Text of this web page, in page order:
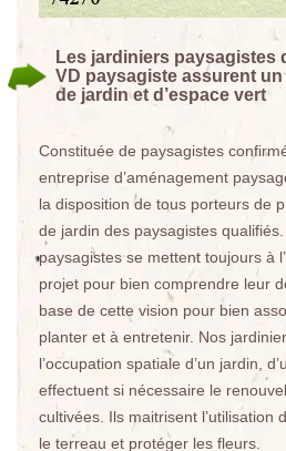
Les jardiniers paysagistes
VD paysagiste assurent
de jardin et d’espace vert
Constituée de paysagistes
entreprise d’aménagement
la disposition de tous porteurs de
de jardin des paysagistes
paysagistes se mettent toujours à
projet pour bien comprendre leur
base de cette vision pour bien
planter et à entretenir. Nos
l’occupation spatiale d’un jardin,
effectuent si nécessaire le
cultivées. Ils maitrisent l’utilisation
le terreau et protéger les fleurs.